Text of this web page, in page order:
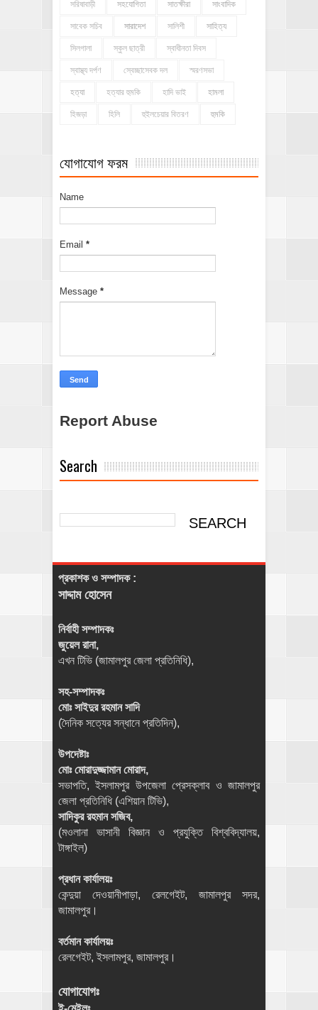
সরিষাবাড়ী সহযোগিতা সাতক্ষীরা সাংবাদিক
সাবেক সচিব সারাদেশ সালিশী সাহিত্য
সিলগালা স্কুল ছাত্রী স্বাধীনতা দিবস
স্বাস্থ্য দর্পণ স্বেচ্ছাসেবক দল স্মরণসভা
হত্যা হত্যার হুমকি হাদি ভাই হামলা
হিজড়া হিলি হুইলচেয়ার বিতরণ হুমকি
যোগাযোগ ফরম
Name
Email *
Message *
Report Abuse
Search
প্রকাশক ও সম্পাদক :
সাদ্দাম হোসেন
নির্বাহী সম্পাদকঃ
জুয়েল রানা,
এখন টিভি (জামালপুর জেলা প্রতিনিধি),
সহ-সম্পাদকঃ
মোঃ সাইদুর রহমান সাদি
(দৈনিক সত্যের সন্ধানে প্রতিদিন),
উপদেষ্টাঃ
মোঃ মোরাদুজ্জামান মোরাদ,
সভাপতি, ইসলামপুর উপজেলা প্রেসক্লাব ও জামালপুর
জেলা প্রতিনিধি (এশিয়ান টিভি),
সাদিকুর রহমান সজিব,
(মওলানা ভাসানী বিজ্ঞান ও প্রযুক্তি বিশ্ববিদ্যালয়,
টাঙ্গাইল)
প্রধান কার্যালয়ঃ
কেন্দুয়া দেওয়ানীপাড়া, রেলগেইট, জামালপুর সদর,
জামালপুর।
বর্তমান কার্যালয়ঃ
রেলগেইট, ইসলামপুর, জামালপুর।
যোগাযোগঃ